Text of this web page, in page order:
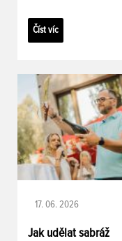
Číst víc
17. 06. 2026
Jak udělat sabráž